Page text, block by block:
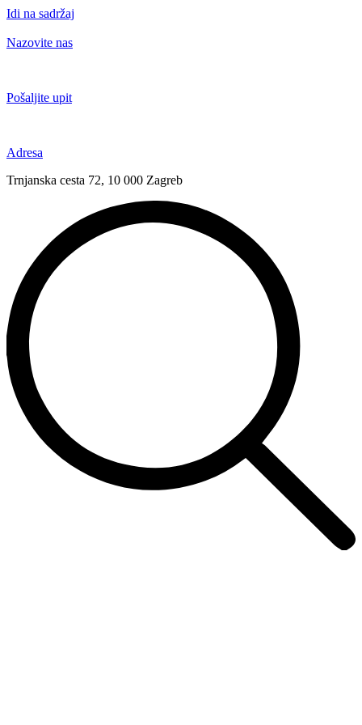
Idi na sadržaj
Nazovite nas
Pošaljite upit
Adresa
Trnjanska cesta 72, 10 000 Zagreb